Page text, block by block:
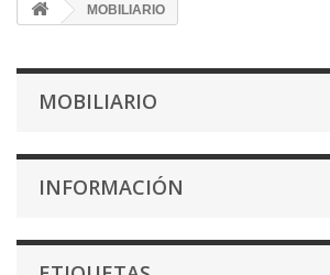
MOBILIARIO
MOBILIARIO
INFORMACIÓN